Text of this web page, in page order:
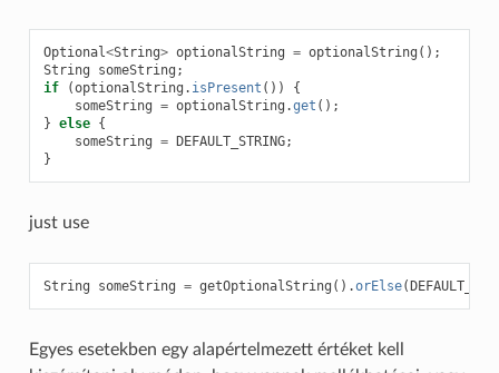
Optional<String> optionalString = optionalString ();
String
someString ;
if
(optionalString . isPresent ())
{
someString = optionalString .get ();
} else {
someString = DEFAULT_STRING;
}
just use
String someString = getOptionalString ().orElse(
Egyes esetekben egy alapértelmezett értéket kell